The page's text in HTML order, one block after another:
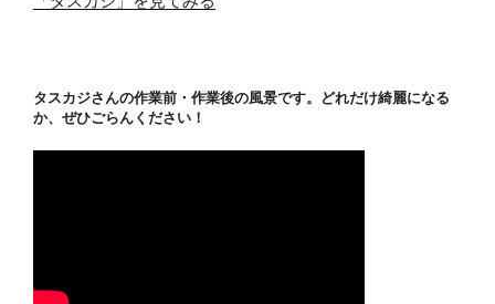
タスカジさんの作業前・作業後の風景です。どれだけ綺麗になる
か、ぜひごらんください！